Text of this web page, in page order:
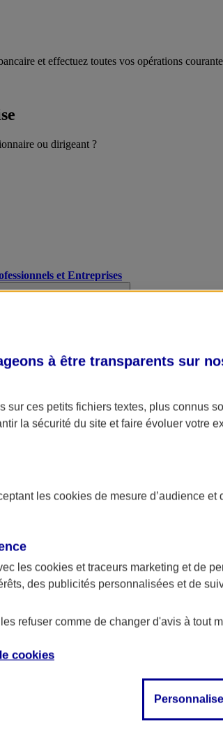
et effectuez toutes vos opérations
ou dirigeant ?
et Entreprises
en poche !
à être transparents sur
sur ces petits fichiers textes, plus connus
la sécurité du site et faire évoluer votre
les cookies de mesure d’audience et
les cookies et traceurs marketing et de
des publicités personnalisées et de
refuser comme de changer d'avis à tout
cookies